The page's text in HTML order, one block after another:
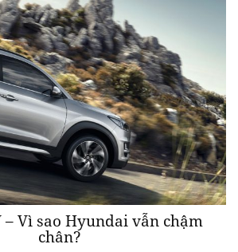
– Vì sao Hyundai vẫn chậm
chân?